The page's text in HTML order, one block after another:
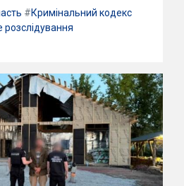
#Кримінальний кодекс